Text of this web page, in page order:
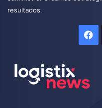
resultados.